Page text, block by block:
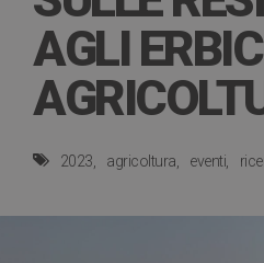
AGLI
2023 agricoltura eventi